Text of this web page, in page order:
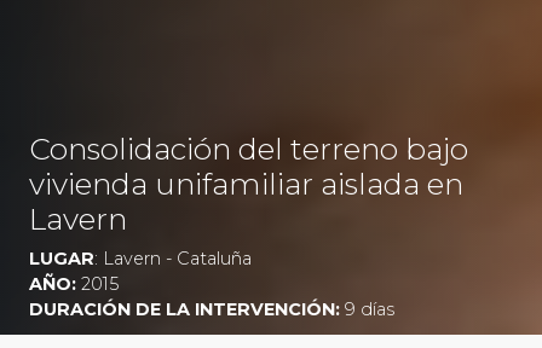
Consolidación del terreno bajo
vivienda unifamiliar aislada en
Lavern
LUGAR: Lavern - Cataluña
AÑO: 2015
DURACIÓN DE LA INTERVENCIÓN: 9 días